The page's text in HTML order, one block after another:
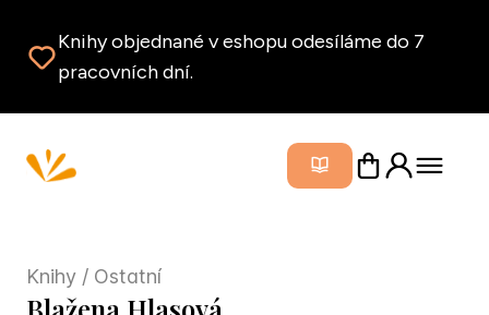
Knihy objednané v eshopu odesíláme do 7
pracovních dní.
Zavřít
Knihy / Ostatní